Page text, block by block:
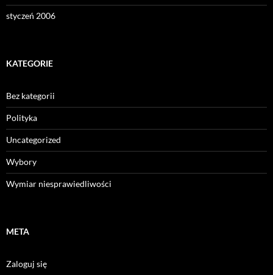
styczeń 2006
KATEGORIE
Bez kategorii
Polityka
Uncategorized
Wybory
Wymiar niesprawiedliwości
META
Zaloguj się